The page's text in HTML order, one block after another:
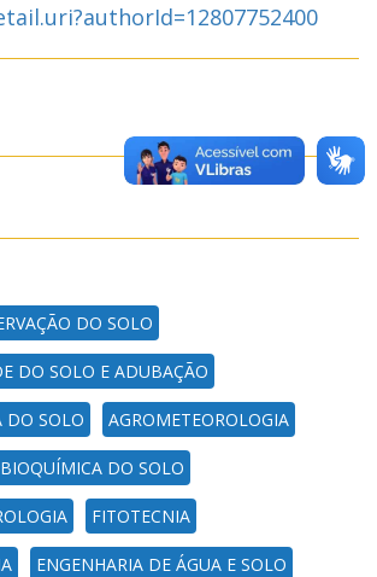
DO SOLO
DO SOLO E ADUBAÇÃO
DO SOLO AGROMETEOROLOGIA
DO SOLO
FITOTECNIA
ENGENHARIA DE ÁGUA E SOLO